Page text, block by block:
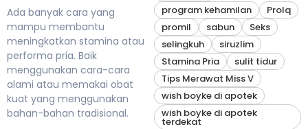
program kehamilan
Prolq
promil
sabun
Seks
selingkuh
siruzlim
Stamina Pria
sulit tidur
Tips Merawat Miss V
wish boyke di apotek
wish boyke di apotek
terdekat
Ada banyak cara yang
mampu membantu
meningkatkan stamina atau
performa pria. Baik
menggunakan cara-cara
alami atau memakai obat
kuat yang menggunakan
bahan-bahan tradisional.